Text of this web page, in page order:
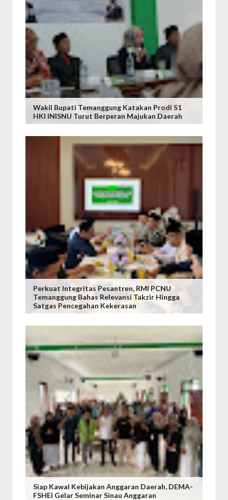
Wakil Bupati Temanggung Katakan Prodi S1
HKI INISNU Turut Berperan Majukan Daerah
Perkuat Integritas Pesantren, RMI PCNU
Temanggung Bahas Relevansi Takzir Hingga
Satgas Pencegahan Kekerasan
Siap Kawal Kebijakan Anggaran Daerah, DEMA-
FSHEI Gelar Seminar Sinau Anggaran